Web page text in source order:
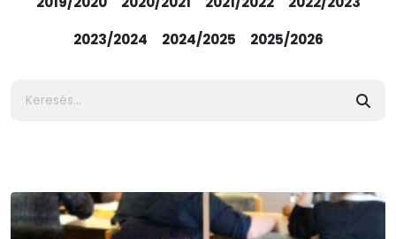
2023/2024
2024/2025 2025/2026